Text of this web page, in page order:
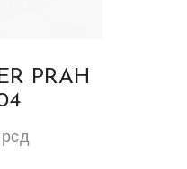
PRAH
рсд